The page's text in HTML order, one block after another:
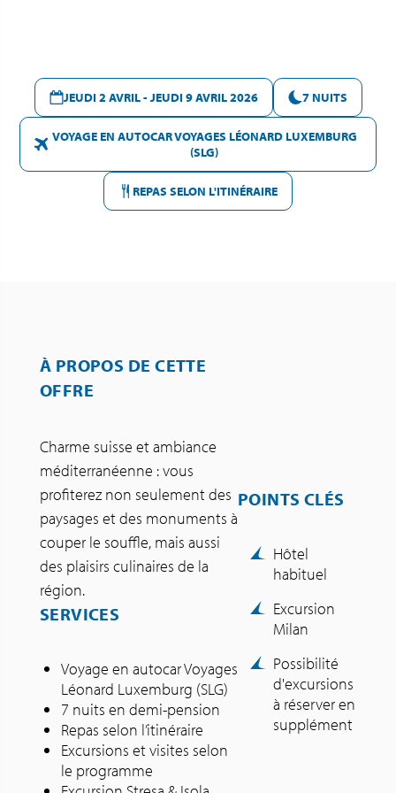
JEUDI 2 AVRIL - JEUDI 9 AVRIL 2026 7 NUITS
VOYAGE EN AUTOCAR VOYAGES LÉONARD LUXEMBURG
(SLG)
REPAS SELON L'ITINÉRAIRE
À PROPOS DE CETTE
OFFRE
Charme suisse et ambiance
méditerranéenne : vous
profiterez non seulement des
paysages et des monuments à
couper le souffle, mais aussi
des plaisirs culinaires de la
région.
SERVICES
Voyage en autocar Voyages
Léonard Luxemburg (SLG)
7 nuits en demi-pension
Repas selon l’itinéraire
Excursions et visites selon
le programme
POINTS CLÉS
Hôtel
habituel
Excursion
Milan
Possibilité
d'excursions
à réserver en
supplément